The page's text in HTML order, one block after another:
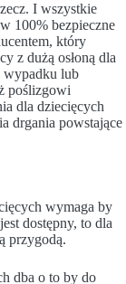
I wszystkie
100% bezpieczne
który
z dużą osłoną dla
wypadku lub
poślizgowi
dla dziecięcych
drgania powstające
wymaga by
dostępny, to dla
przygodą.
dba o to by do